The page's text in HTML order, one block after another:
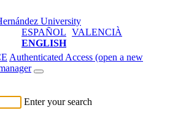
ESPAÑOL VALENCIÀ
ENGLISH
Authenticated Access (open a new
Enter your search